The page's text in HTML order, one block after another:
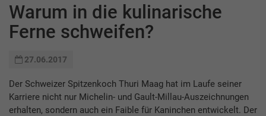
Warum in die kulinarische
Ferne schweifen?
27.06.2017
Der Schweizer Spitzenkoch Thuri Maag hat im Laufe seiner
Karriere nicht nur Michelin- und Gault-Millau-Auszeichnungen
erhalten, sondern auch ein Faible für Kaninchen entwickelt. Der